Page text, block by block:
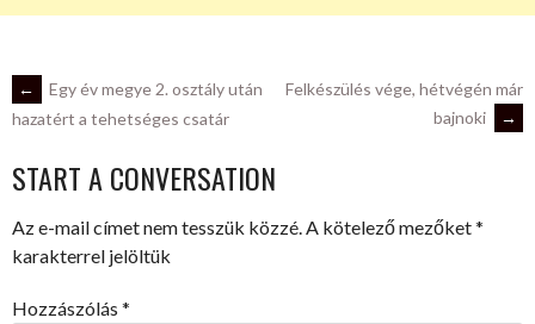
POST
NAVIGATION
←
Egy év megye 2. osztály után
hazatért a tehetséges csatár
Felkészülés vége, hétvégén már
bajnoki
→
START A CONVERSATION
Az e-mail címet nem tesszük közzé.A kötelező mezőket*
karakterrel jelöltük
Hozzászólás *